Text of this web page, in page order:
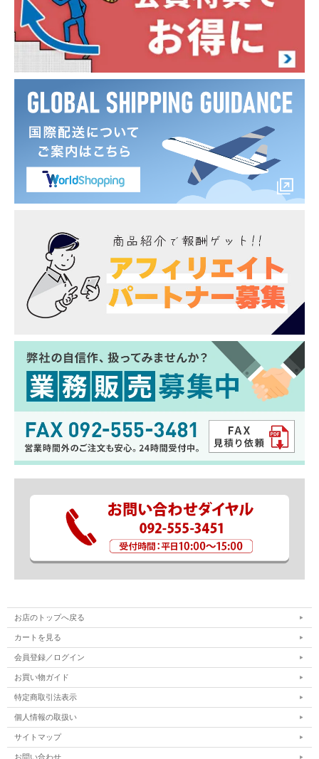
お店のトップへ戻る
カートを見る
会員登録／ログイン
お買い物ガイド
特定商取引法表示
個人情報の取扱い
サイトマップ
お問い合わせ